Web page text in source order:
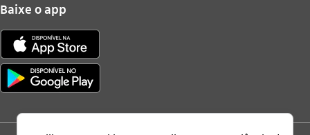
Baixe o app